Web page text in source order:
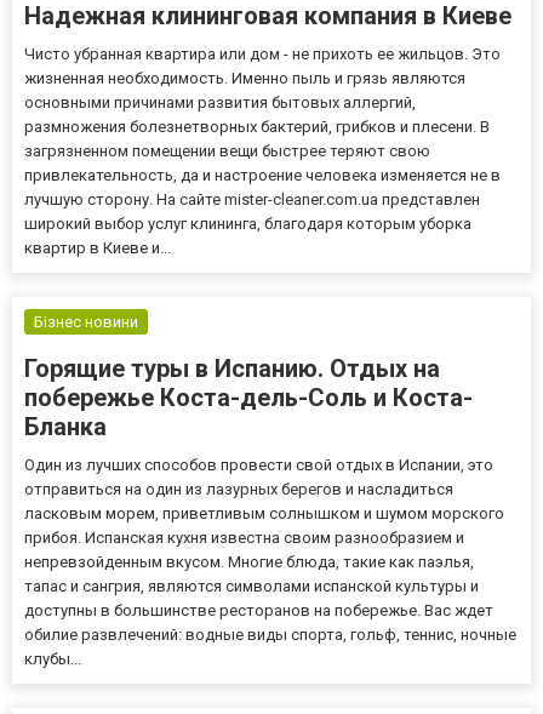
Надежная клининговая компания в Киеве
Чисто убранная квартира или дом - не прихоть ее жильцов. Это
жизненная необходимость. Именно пыль и грязь являются
основными причинами развития бытовых аллергий,
размножения болезнетворных бактерий, грибков и плесени. В
загрязненном помещении вещи быстрее теряют свою
привлекательность, да и настроение человека изменяется не в
лучшую сторону. На сайте mister-cleaner.com.ua представлен
широкий выбор услуг клининга, благодаря которым уборка
квартир в Киеве и...
Бізнес новини
Горящие туры в Испанию. Отдых на
побережье Коста-дель-Соль и Коста-
Бланка
Один из лучших способов провести свой отдых в Испании, это
отправиться на один из лазурных берегов и насладиться
ласковым морем, приветливым солнышком и шумом морского
прибоя. Испанская кухня известна своим разнообразием и
непревзойденным вкусом. Многие блюда, такие как паэлья,
тапас и сангрия, являются символами испанской культуры и
доступны в большинстве ресторанов на побережье. Вас ждет
обилие развлечений: водные виды спорта, гольф, теннис, ночные
клубы...